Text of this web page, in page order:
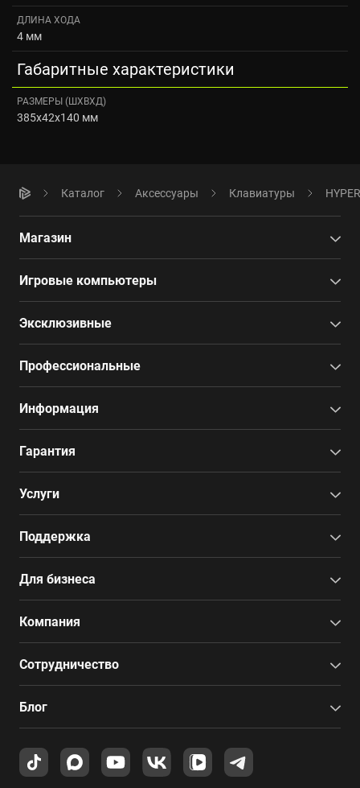
ДЛИНА ХОДА
4 мм
Габаритные характеристики
РАЗМЕРЫ (ШXВXД)
385x42x140 мм
Каталог Аксессуары Клавиатуры
Магазин
Игровые компьютеры
Эксклюзивные
Профессиональные
Информация
Гарантия
Услуги
Поддержка
Для бизнеса
Компания
Сотрудничество
Блог